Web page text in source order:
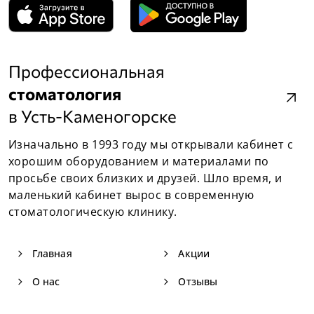
Профессиональная
стоматология
в Усть-Каменогорске
arrow_outward
Изначально в 1993 году мы открывали кабинет с
хорошим оборудованием и материалами по
просьбе своих близких и друзей. Шло время, и
маленький кабинет вырос в современную
стоматологическую клинику.
navigate_next Главная
navigate_next О нас
navigate_next Акции
navigate_next Отзывы